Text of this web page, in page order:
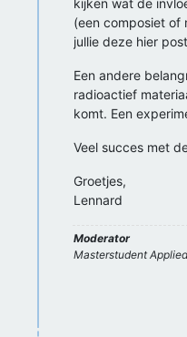
kijken wat de
(een composiet of
jullie deze hier
Een andere
radioactief
komt. Een
Veel succes met
Groetjes,
Lennard
Moderator
Masterstudent